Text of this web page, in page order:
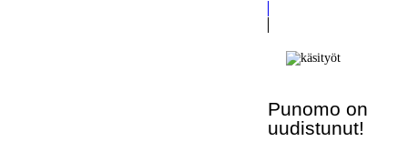
Punomo on
uudistunut!